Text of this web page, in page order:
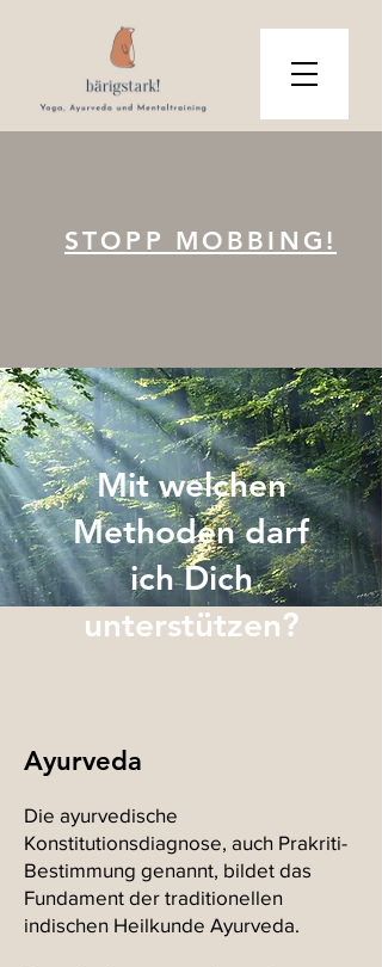
STOPP MOBBING!
Mit welchen
Methoden darf
ich Dich
unterstützen?
Ayurveda
Die ayurvedische
Konstitutionsdiagnose, auch Prakriti-
Bestimmung genannt, bildet das
Fundament der traditionellen
indischen Heilkunde Ayurveda.